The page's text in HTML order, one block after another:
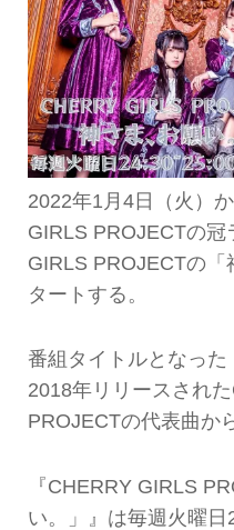
2022年1月4日（火）
GIRLS PROJECTの
GIRLS PROJECTの
タートする。
番組タイトルとなっ
2018年リリースされ
PROJECTの代表曲か
『CHERRY GIRLS
い。」』は毎週火曜